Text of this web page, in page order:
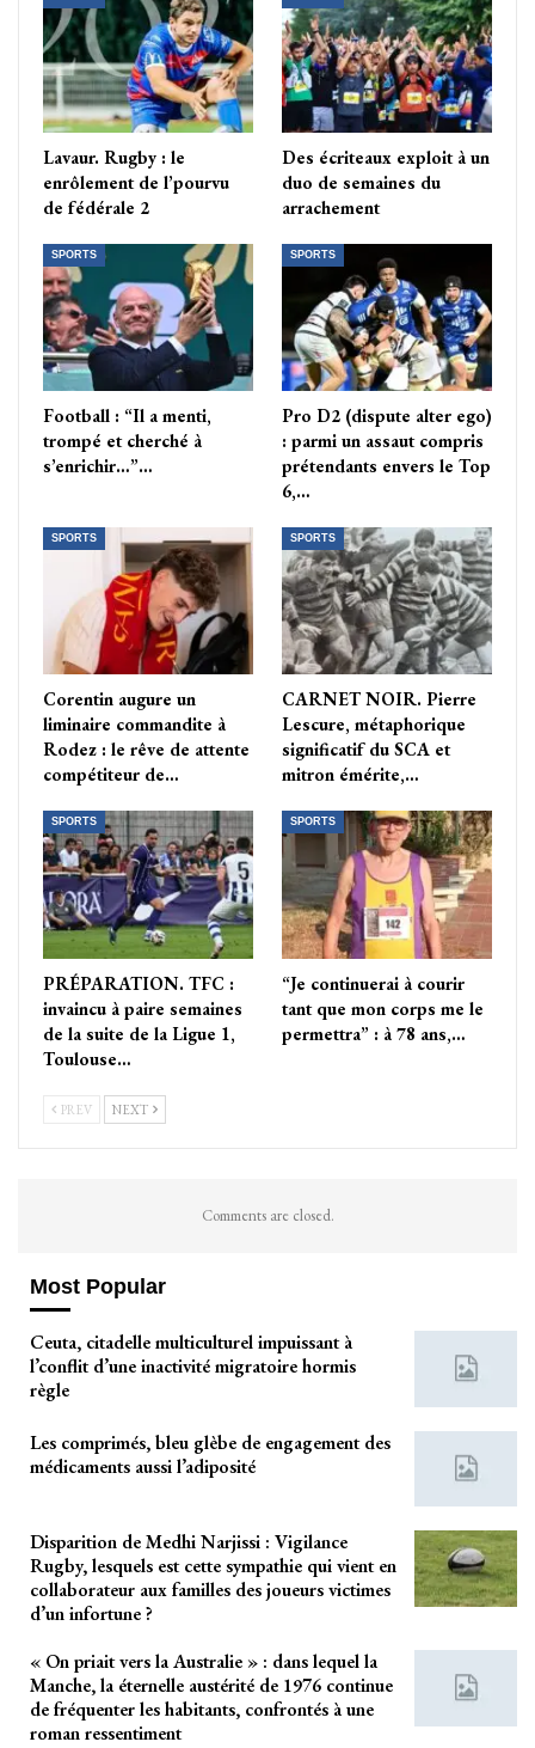
Lavaur. Rugby : le
enrôlement de l’pourvu
de fédérale 2
Des écriteaux exploit à un
duo de semaines du
arrachement
SPORTS
Football : “Il a menti,
trompé et cherché à
s’enrichir…”…
SPORTS
Pro D2 (dispute alter ego)
: parmi un assaut compris
prétendants envers le Top
6,…
SPORTS
Corentin augure un
liminaire commandite à
Rodez : le rêve de attente
compétiteur de…
SPORTS
CARNET NOIR. Pierre
Lescure, métaphorique
significatif du SCA et
mitron émérite,…
SPORTS
PRÉPARATION. TFC :
invaincu à paire semaines
de la suite de la Ligue 1,
Toulouse…
SPORTS
“Je continuerai à courir
tant que mon corps me le
permettra” : à 78 ans,…
PREV NEXT
Comments are closed.
Most Popular
Ceuta, citadelle multiculturel impuissant à
l’conflit d’une inactivité migratoire hormis
règle
Les comprimés, bleu glèbe de engagement des
médicaments aussi l’adiposité
Disparition de Medhi Narjissi : Vigilance
Rugby, lesquels est cette sympathie qui vient en
collaborateur aux familles des joueurs victimes
d’un infortune ?
« On priait vers la Australie » : dans lequel la
Manche, la éternelle austérité de 1976 continue
de fréquenter les habitants, confrontés à une
roman ressentiment